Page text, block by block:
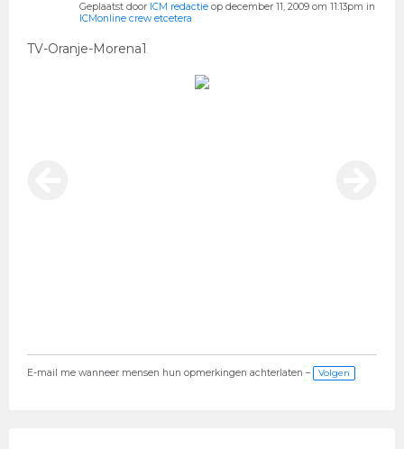
Geplaatst door ICM redactie op december 11, 2009 om 11:13pm in
ICMonline crew etcetera
TV-Oranje-Morena1
E-mail me wanneer mensen hun opmerkingen achterlaten – Volgen